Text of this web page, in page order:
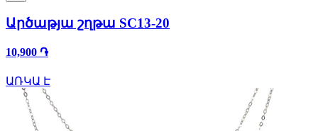
Արծաթյա շղթա SC13-20
10,900 ֏
ԱՌԿԱ Է